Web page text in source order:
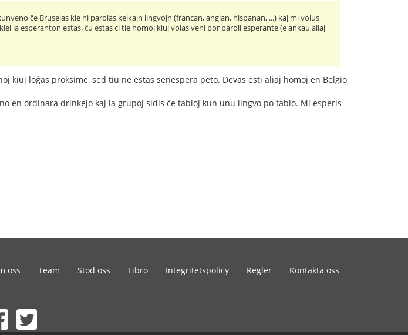
ĉe Bruselas kie ni parolas kelkajn lingvojn (francan, anglan, hispanan, ...) kaj mi volus
la esperanton estas. ĉu estas ci tie homoj kiuj volas veni por paroli esperante (e ankau aliaj
kiuj loĝas proksime, sed tiu ne estas senespera peto. Devas esti aliaj homoj en Belgio
en ordinara drinkejo kaj la grupoj sidis ĉe tabloj kun unu lingvo po tablo. Mi esperis
oss Team Stöd oss Libro Integritetspolicy Regler Kontakta oss